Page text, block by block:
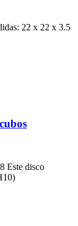
22 x 22 x 3.5
Este disco